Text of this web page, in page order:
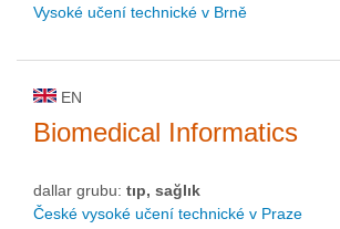
Vysoké učení technické v Brně
EN
Biomedical Informatics
dallar grubu: tıp, sağlık
České vysoké učení technické v Praze